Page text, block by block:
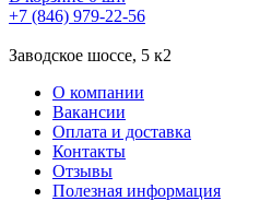
+7 (846) 979-22-56
Заводское шоссе, 5 к2
О компании
Вакансии
Оплата и доставка
Контакты
Отзывы
Полезная информация